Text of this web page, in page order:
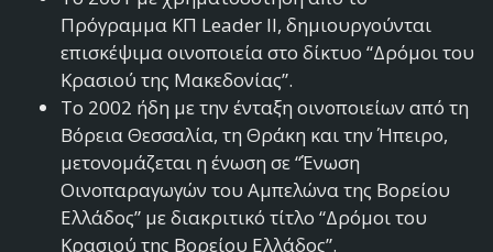
Πρόγραμμα ΚΠ Leader II, δημιουργούνται
επισκέψιμα οινοποιεία στο δίκτυο “Δρόμοι του
Κρασιού της Μακεδονίας”.
Το 2002 ήδη με την ένταξη οινοποιείων από τη
Βόρεια Θεσσαλία, τη Θράκη και την Ήπειρο,
μετονομάζεται η ένωση σε “Ένωση
Οινοπαραγωγών του Αμπελώνα της Βορείου
Ελλάδος” με διακριτικό τίτλο “Δρόμοι του
Κρασιού της Βορείου Ελλάδος”.